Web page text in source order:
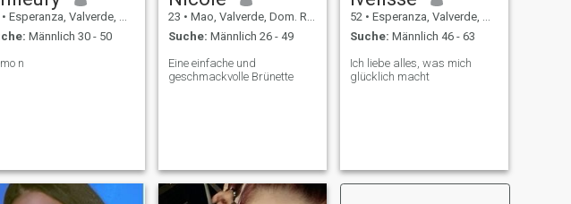
• Esperanza, Valverde, Dom. Rep.
Männlich 30 - 50
n
23 • Mao, Valverde, Dom. Rep.
Suche: Männlich 26 - 49
Eine einfache und
geschmackvolle Brünette
52 • Esperanza, Valverde, Dom. Rep.
Suche: Männlich 46 - 63
Ich liebe alles, was mich
glücklich macht